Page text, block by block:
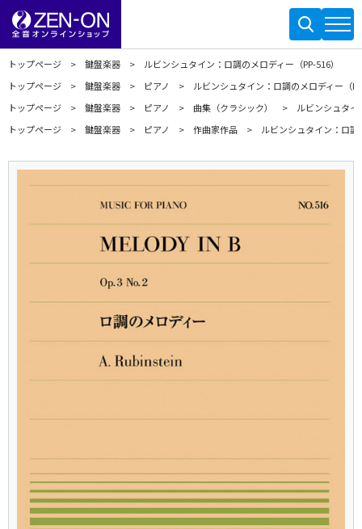
トップページ 鍵盤楽器
ルビンシュタイン：ロ調のメロディー（PP-516）
トップページ
鍵盤楽器 ピアノ
ルビンシュタイン：ロ調のメロディー（
トップページ
鍵盤楽器 ピアノ 曲集（クラシック）
ルビンシュタイ
トップページ
鍵盤楽器 ピアノ 作曲家作品 ルビンシュタイン：ロ調